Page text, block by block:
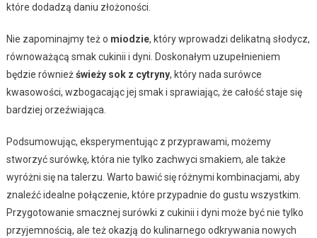
które dodadzą daniu złożoności.
Nie zapominajmy też o miodzie, który wprowadzi delikatną słodycz,
równoważącą smak cukinii i dyni. Doskonałym uzupełnieniem
będzie równieżświeży sok z cytryny, który nada surówce
kwasowości, wzbogacając jej smak i sprawiając, że całość staje się
bardziej orzeźwiająca.
Podsumowując, eksperymentując z przyprawami, możemy
stworzyć surówkę, która nie tylko zachwyci smakiem, ale także
wyróżni się na talerzu. Warto bawić się różnymi kombinacjami, aby
znaleźć idealne połączenie, które przypadnie do gustu wszystkim.
Przygotowanie smacznej surówki z cukinii i dyni może być nie tylko
przyjemnością, ale też okazją do kulinarnego odkrywania nowych